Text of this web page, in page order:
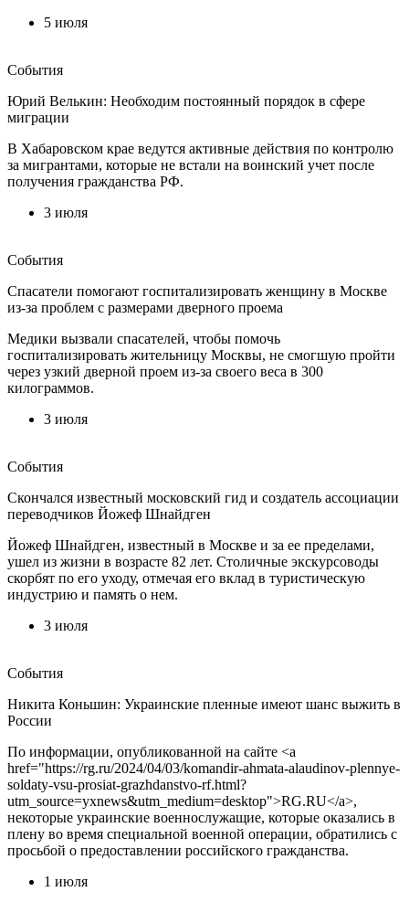
5 июля
События
Юрий Велькин: Необходим постоянный порядок в сфере
миграции
В Хабаровском крае ведутся активные действия по контролю
за мигрантами, которые не встали на воинский учет после
получения гражданства РФ.
3 июля
События
Спасатели помогают госпитализировать женщину в Москве
из-за проблем с размерами дверного проема
Медики вызвали спасателей, чтобы помочь
госпитализировать жительницу Москвы, не смогшую пройти
через узкий дверной проем из-за своего веса в 300
килограммов.
3 июля
События
Скончался известный московский гид и создатель ассоциации
переводчиков Йожеф Шнайдген
Йожеф Шнайдген, известный в Москве и за ее пределами,
ушел из жизни в возрасте 82 лет. Столичные экскурсоводы
скорбят по его уходу, отмечая его вклад в туристическую
индустрию и память о нем.
3 июля
События
Никита Коньшин: Украинские пленные имеют шанс выжить в
России
По информации, опубликованной на сайте <a
href="https://rg.ru/2024/04/03/komandir-ahmata-alaudinov-plennye-
soldaty-vsu-prosiat-grazhdanstvo-rf.html?
utm_source=yxnews&utm_medium=desktop">RG.RU</a>,
некоторые украинские военнослужащие, которые оказались в
плену во время специальной военной операции, обратились с
просьбой о предоставлении российского гражданства.
1 июля